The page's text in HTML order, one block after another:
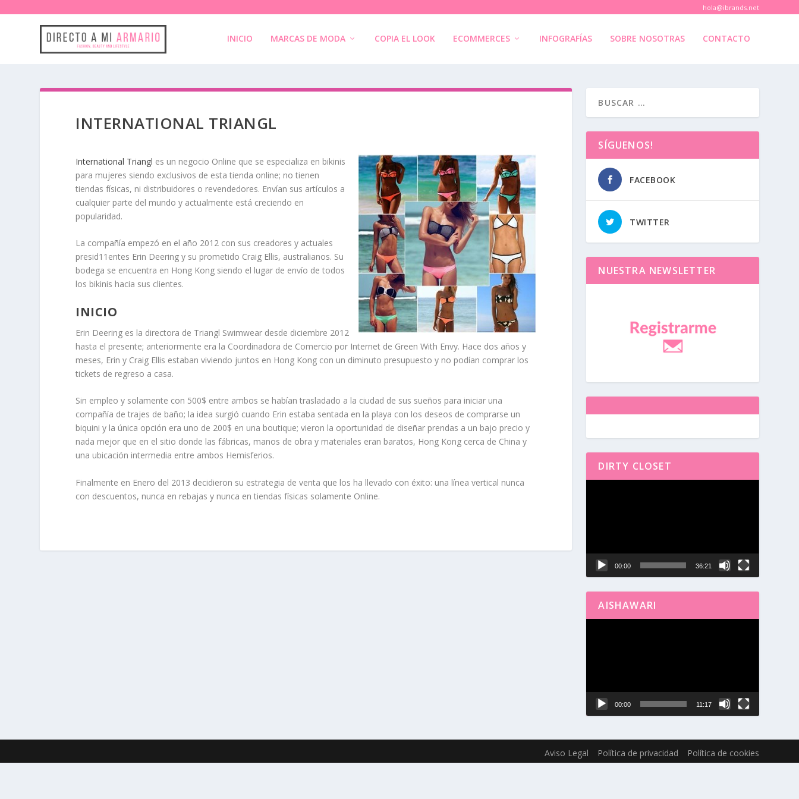
hola@ibrands.net
INICIO MARCAS DE MODA COPIA EL LOOK ECOMMERCES INFOGRAFÍAS SOBRE NOSOTRAS CONTACTO
INTERNATIONAL TRIANGL
International Triangl es un negocio Online que se especializa en bikinis
para mujeres siendo exclusivos de esta tienda online; no tienen
tiendas físicas, ni distribuidores o revendedores. Envían sus artículos a
cualquier parte del mundo y actualmente está creciendo en
popularidad.
La compañía empezó en el año 2012 con sus creadores y actuales
presid11entes Erin Deering y su prometido Craig Ellis, australianos. Su
bodega se encuentra en Hong Kong siendo el lugar de envío de todos
los bikinis hacia sus clientes.
INICIO
Erin Deering es la directora de Triangl Swimwear desde diciembre 2012
hasta el presente; anteriormente era la Coordinadora de Comercio por Internet de Green With Envy. Hace dos años y
meses, Erin y Craig Ellis estaban viviendo juntos en Hong Kong con un diminuto presupuesto y no podían comprar los
tickets de regreso a casa.
Sin empleo y solamente con 500$ entre ambos se habían trasladado a la ciudad de sus sueños para iniciar una
compañía de trajes de baño; la idea surgió cuando Erin estaba sentada en la playa con los deseos de comprarse un
biquini y la única opción era uno de 200$ en una boutique; vieron la oportunidad de diseñar prendas a un bajo precio y
nada mejor que en el sitio donde las fábricas, manos de obra y materiales eran baratos, Hong Kong cerca de China y
una ubicación intermedia entre ambos Hemisferios.
Finalmente en Enero del 2013 decidieron su estrategia de venta que los ha llevado con éxito: una línea vertical nunca
con descuentos, nunca en rebajas y nunca en tiendas físicas solamente Online.
SÍGUENOS!
FACEBOOK
TWITTER
NUESTRA NEWSLETTER
DIRTY CLOSET
00:00 36:21
AISHAWARI
00:00 11:17
Aviso Legal Política de privacidad Política de cookies